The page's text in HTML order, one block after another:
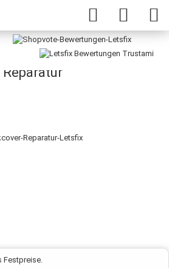
Moto G2 Backcover
Reparatur
Festpreise.